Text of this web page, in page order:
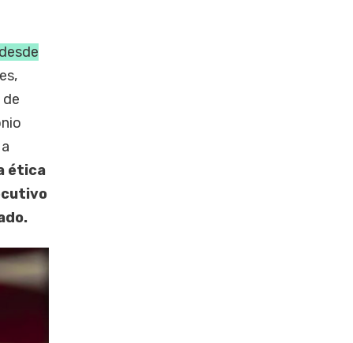
ética